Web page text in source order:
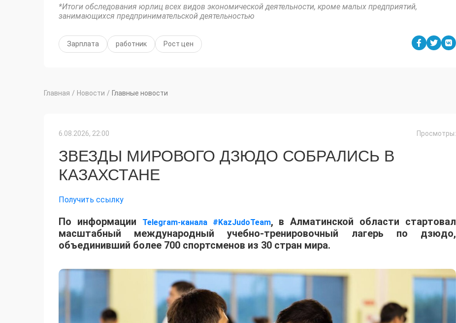
*Итоги обследования юрлиц всех видов экономической деятельности, кроме малых предприятий,
занимающихся предпринимательской деятельностью
Зарплата работник Рост цен
Главная / Новости / Главные новости
6.08.2026, 22:00 Просмотры:
ЗВЕЗДЫ МИРОВОГО ДЗЮДО СОБРАЛИСЬ В
КАЗАХСТАНЕ
Получить ссылку
По информации Telegram-канала #KazJudoTeam, в Алматинской области стартовал
масштабный международный учебно-тренировочный лагерь по дзюдо,
объединивший более 700 спортсменов из 30 стран мира.